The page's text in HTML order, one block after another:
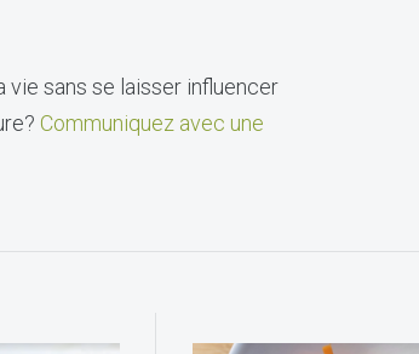
sans se laisser influencer
Communiquez avec une